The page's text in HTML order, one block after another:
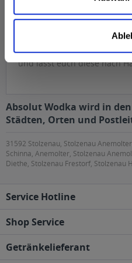
Sorten, die an den
Bestellt euch die Getränke
und lasst euch diese nach
Absolut Wodka wird in
Städten, Orten und
31592 Stolzenau, Stolzenau
Schinna, Anemolter, Stolzenau
Diethe, Stolzenau Frestorf, Stolzenau
Service Hotline
Shop Service
Getränkelieferant